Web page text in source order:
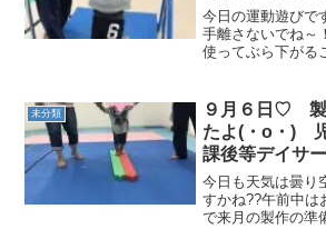
沢運動プログ
になる 発達
今日の運動遊び
手離さないでね～
使ってぶら下がる
に... おっとっと
る！踏まないでね
未分類
９月６日♡ 製
たよ(・o・)
課後等デイ
柳沢運動プロ
ス（児童発達
サービス 発
今日も天気は曇り
すかね??午前中は
で来月の製作の準